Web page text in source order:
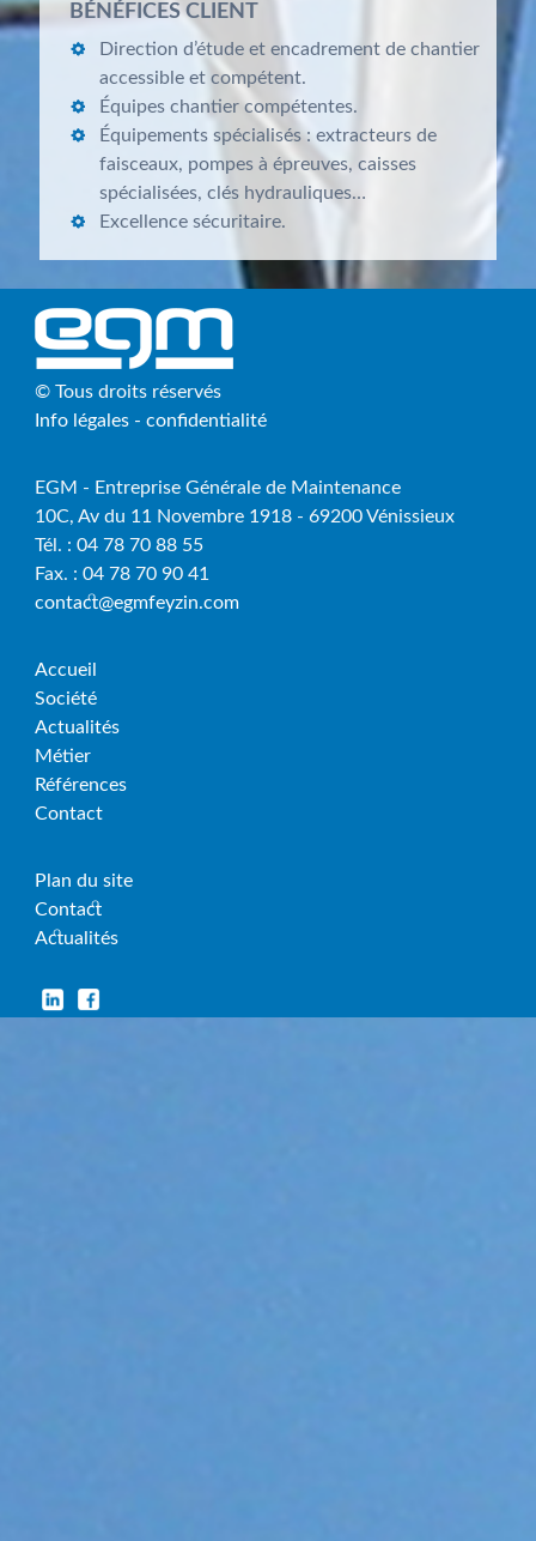
BÉNÉFICES CLIENT
Direction d’étude et encadrement de chantier
accessible et compétent.
Équipes chantier compétentes.
Équipements spécialisés : extracteurs de
faisceaux, pompes à épreuves, caisses
spécialisées, clés hydrauliques…
Excellence sécuritaire.
© Tous droits réservés
Info légales - confidentialité
EGM - Entreprise Générale de Maintenance
10C, Av du 11 Novembre 1918 - 69200 Vénissieux
Tél. : 04 78 70 88 55
Fax. : 04 78 70 90 41
contact@egmfeyzin.com
Accueil
Société
Actualités
Métier
Références
Contact
Plan du site
Contact
Actualités